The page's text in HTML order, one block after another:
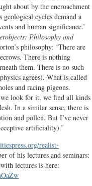
about by the encroachment
cycles demand a
and human significance.’
Philosophy and
philosophy: ‘There are
There is nothing
them. There is no such
agrees). What is called
and racing pigeons.
we look for it, we find all kinds
In a similar sense, there is
and pollen. But I’ve never
artificiality).’
realist-
of his lectures and seminars:
lectures is here: